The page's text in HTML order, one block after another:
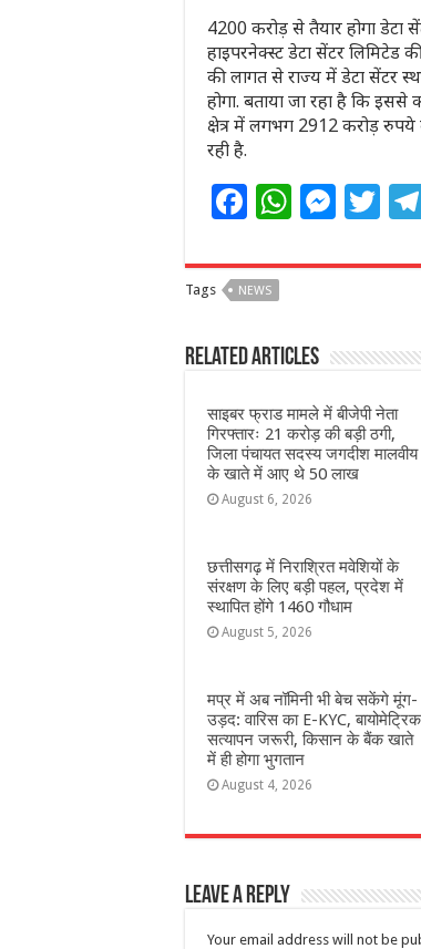
4200 करोड़ से तैयार होगा डेटा
हाइपरनेक्स्ट डेटा सेंटर लिमिटेड
की लागत से राज्य में डेटा सेंटर
होगा. बताया जा रहा है कि इससे
क्षेत्र में लगभग 2912 करोड़
रही है.
F
c
e
b
o
o
k
W
at
A
p
p
M
ss
n
g
e
r
T
itt
r
Tags NEWS
Related Articles
साइबर फ्राड मामले में बीजेपी नेता
गिरफ्तारः 21 करोड़ की बड़ी ठगी,
जिला पंचायत सदस्य जगदीश मालवीय
के खाते में आए थे 50 लाख
August 6, 2026
छत्तीसगढ़ में निराश्रित मवेशियों के
संरक्षण के लिए बड़ी पहल, प्रदेश में
स्थापित होंगे 1460 गौधाम
August 5, 2026
मप्र में अब नॉमिनी भी बेच सकेंगे मूंग-
उड़द: वारिस का E-KYC, बायोमेट्रिक
सत्यापन जरूरी, किसान के बैंक खाते
में ही होगा भुगतान
August 4, 2026
Leave a Reply
Your email address will not be